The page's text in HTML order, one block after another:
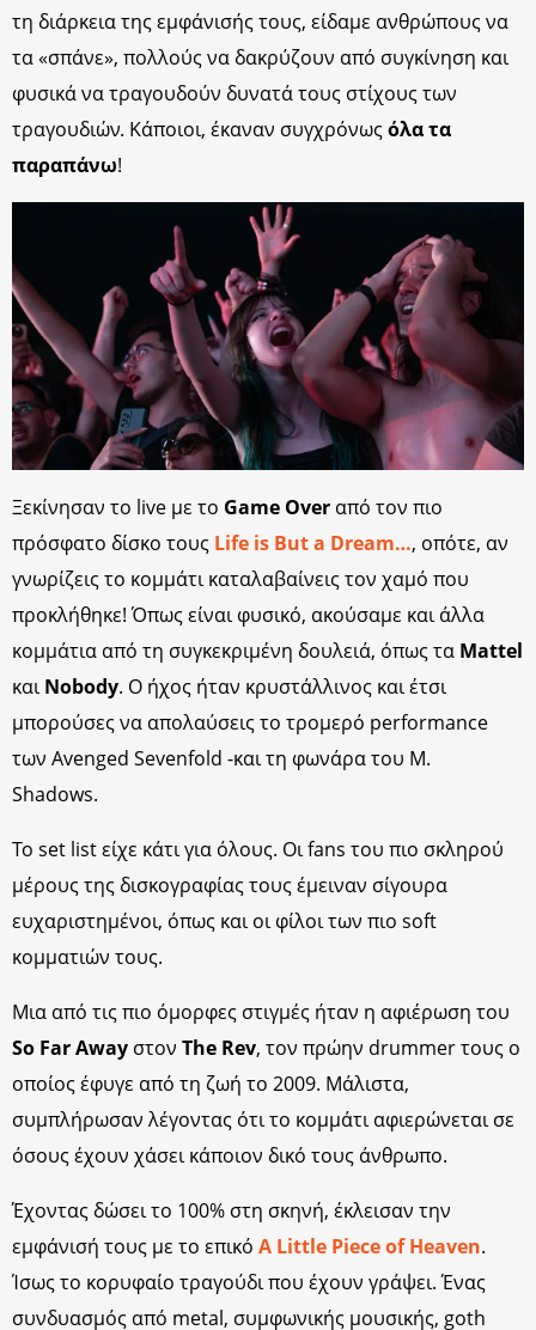
τη διάρκεια της εμφάνισής τους, είδαμε ανθρώπους να
τα «σπάνε», πολλούς να δακρύζουν από συγκίνηση και
φυσικά να τραγουδούν δυνατά τους στίχους των
τραγουδιών. Κάποιοι, έκαναν συγχρόνωςόλα τα
παραπάνω!
Ξεκίνησαν το live με το Game Over από τον πιο
πρόσφατο δίσκο τους Life is But a Dream…, οπότε, αν
γνωρίζεις το κομμάτι καταλαβαίνεις τον χαμό που
προκλήθηκε! Όπως είναι φυσικό, ακούσαμε και άλλα
κομμάτια από τη συγκεκριμένη δουλειά, όπως τα Mattel
καιNobody. Ο ήχος ήταν κρυστάλλινος και έτσι
μπορούσες να απολαύσεις το τρομερό performance
των Avenged Sevenfold -και τη φωνάρα του M.
Shadows.
Το set list είχε κάτι για όλους. Οι fans του πιο σκληρού
μέρους της δισκογραφίας τους έμειναν σίγουρα
ευχαριστημένοι, όπως και οι φίλοι των πιο soft
κομματιών τους.
Μια από τις πιο όμορφες στιγμές ήταν η αφιέρωση του
So Far Away στον The Rev, τον πρώην drummer τους ο
οποίος έφυγε από τη ζωή το 2009. Μάλιστα,
συμπλήρωσαν λέγοντας ότι το κομμάτι αφιερώνεται σε
όσους έχουν χάσει κάποιον δικό τους άνθρωπο.
Έχοντας δώσει το 100% στη σκηνή, έκλεισαν την
εμφάνισή τους με το επικό A Little Piece of Heaven.
Ίσως το κορυφαίο τραγούδι που έχουν γράψει. Ένας
συνδυασμός από metal, συμφωνικής μουσικής, goth